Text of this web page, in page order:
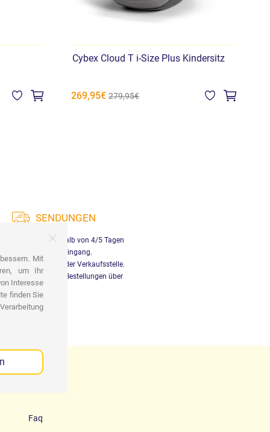
Cybex Cloud T i-Size Plus Kindersitz
269,95€ 279,95€
SENDUNGEN
in Italien innerhalb von 4/5 Tagen
nach Zahlungseingang.
Abholung an der Verkaufsstelle.
Versand für Bestellungen über
29,90€
Faq
Mit
um Ihr
Interesse
finden Sie